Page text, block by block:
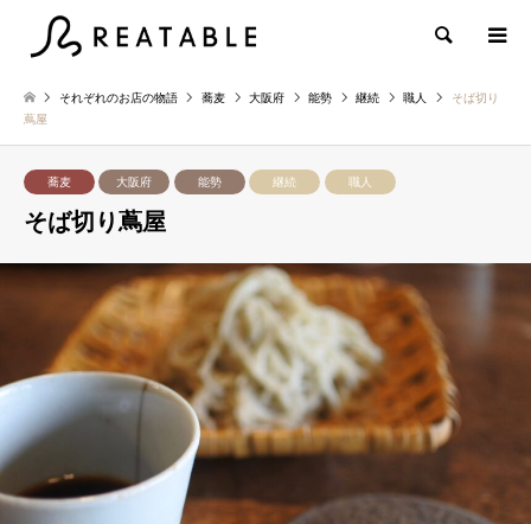
検索
それぞれのお店の物語 蕎麦 大阪府 能勢 継続 職人
そば切り
蔦屋
蕎麦 大阪府 能勢 継続 職人
そば切り蔦屋